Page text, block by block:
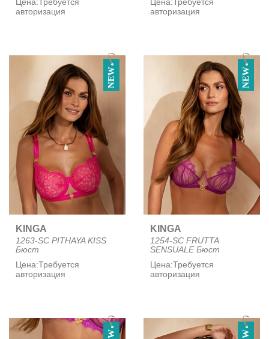
авторизация
авторизация
NEW
KINGA
1263-SC PITHAYA KISS
Бюст
Цена:Требуется
авторизация
NEW
KINGA
1254-SC FRUTTA
SENSUALE Бюст
Цена:Требуется
авторизация